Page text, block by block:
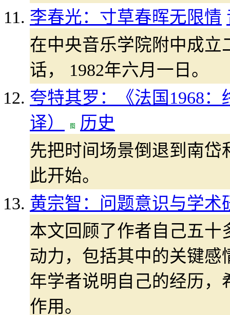
李春光：寸草春晖无限情
在中央音乐学院附中成
话， 1982年六月一日。
夸特其罗：《法国1968
译）
历史
先把时间场景倒退到南岱
此开始。
黄宗智：问题意识与学术
本文回顾了作者自己五
动力，包括其中的关键
年学者说明自己的经历
作用。